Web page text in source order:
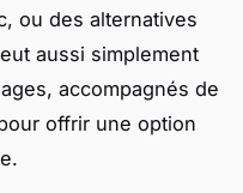
ou des alternatives
aussi simplement
accompagnés de
offrir une option